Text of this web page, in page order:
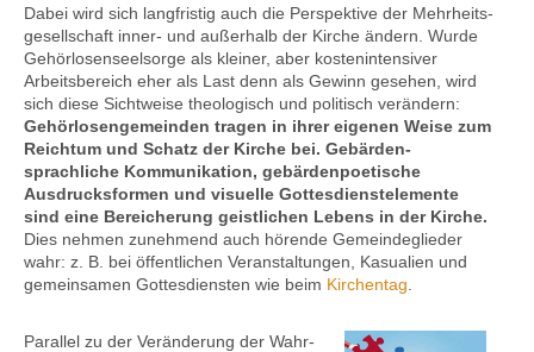
Dabei wird sich langfristig auch die Perspektive der Mehrheits­
gesellschaft inner- und außerhalb der Kirche ändern. Wurde
Gehörlosen­seelsorge als kleiner, aber kosten­­intensiver
Arbeits­­bereich eher als Last denn als Gewinn gesehen, wird
sich diese Sicht­weise theologisch und politisch verändern:
Gehörlosen­gemeinden tragen in ihrer eigenen Weise zum
Reichtum und Schatz der Kirche bei. Gebärden­
sprachliche Kommuni­­kation, gebärde­n­poetische
Ausdrucks­­formen und visuelle Gottes­­dienst­­elemente
sind eine Bereicherung geistlichen Lebens in der Kirche.
Dies nehmen zunehmend auch hörende Gemeinde­glieder
wahr: z. B. bei öffent­lichen Veran­­staltungen, Kasualien und
gemeinsamen Gottes­diensten wie beim Kirchentag
Parallel zu der Veränderung der Wahr­